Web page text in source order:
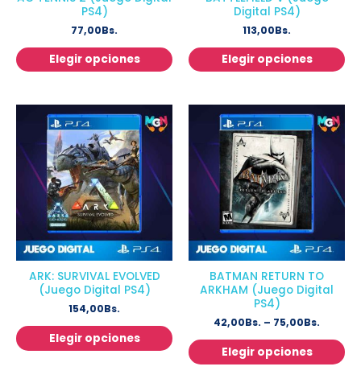
PS4)
77,00Bs.
Elegir opciones
Digital PS4)
113,00Bs.
Elegir opciones
ARK: SURVIVAL EVOLVED
(Juego Digital PS4)
154,00Bs.
Elegir opciones
BATMAN RETURN TO
ARKHAM (Juego Digital
PS4)
42,00Bs. – 75,00Bs.
Elegir opciones